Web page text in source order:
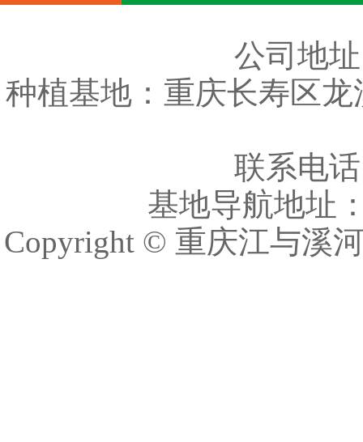
公司地
种植基地：重庆长寿区
联系电
基地导航地址
Copyright © 重庆江与溪